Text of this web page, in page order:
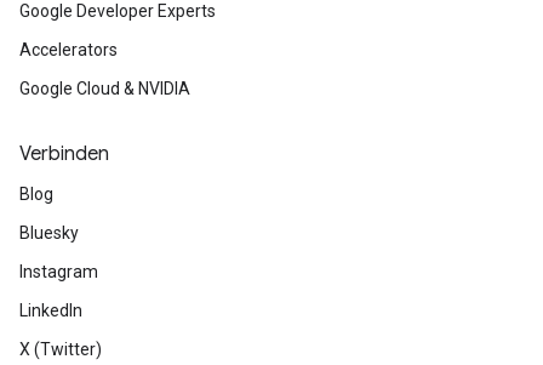
Google Developer Experts
Accelerators
Google Cloud & NVIDIA
Verbinden
Blog
Bluesky
Instagram
LinkedIn
X (Twitter)